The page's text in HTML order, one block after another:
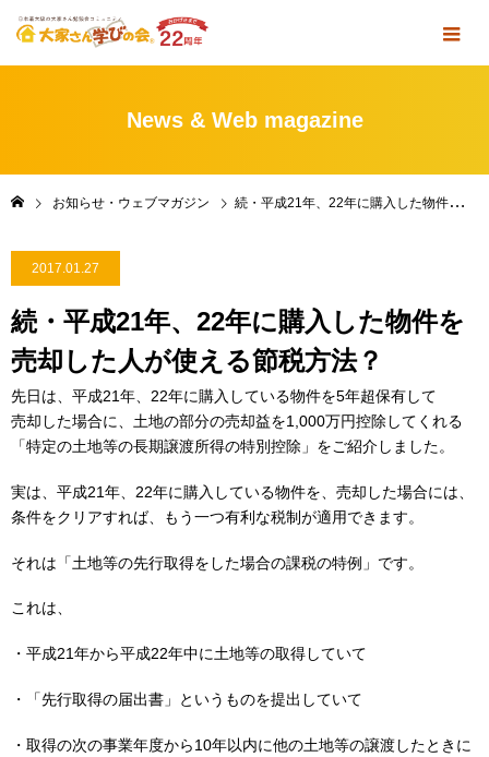
News & Web magazine
お知らせ・ウェブマガジン 続・平成21年、22年に購入した物件を売却した人が使える節税方法？
2017.01.27
続・平成21年、22年に購入した物件を
売却した人が使える節税方法？
先日は、平成21年、22年に購入している物件を5年超保有して
売却した場合に、土地の部分の売却益を1,000万円控除してくれる
「特定の土地等の長期譲渡所得の特別控除」をご紹介しました。
実は、平成21年、22年に購入している物件を、売却した場合には、
条件をクリアすれば、もう一つ有利な税制が適用できます。
それは「土地等の先行取得をした場合の課税の特例」です。
これは、
・平成21年から平成22年中に土地等の取得していて
・「先行取得の届出書」というものを提出していて
・取得の次の事業年度から10年以内に他の土地等の譲渡したときに